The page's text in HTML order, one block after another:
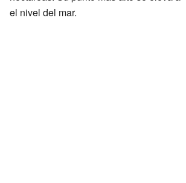
el nivel del mar.